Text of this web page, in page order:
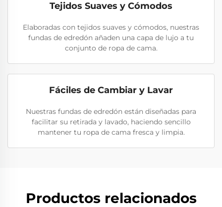
Tejidos Suaves y Cómodos
Elaboradas con tejidos suaves y cómodos, nuestras
fundas de edredón añaden una capa de lujo a tu
conjunto de ropa de cama.
Fáciles de Cambiar y Lavar
Nuestras fundas de edredón están diseñadas para
facilitar su retirada y lavado, haciendo sencillo
mantener tu ropa de cama fresca y limpia.
Productos relacionados